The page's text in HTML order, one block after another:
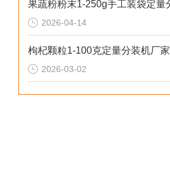
2026-04-14
枸杞颗粒1-100克定量分装机厂家
2026-03-02